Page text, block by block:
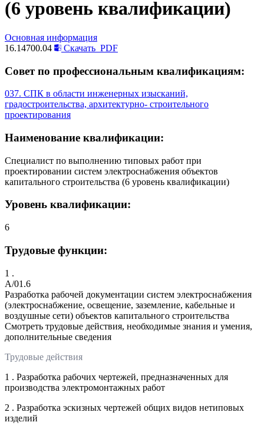
(6 уровень квалификации)
Основная информация
16.14700.04
Скачать PDF
Совет по профессиональным квалификациям:
037. СПК в области инженерных изысканий,
градостроительства, архитектурно- строительного
проектирования
Наименование квалификации:
Специалист по выполнению типовых работ при
проектировании систем электроснабжения объектов
капитального строительства (6 уровень квалификации)
Уровень квалификации:
6
Трудовые функции:
1 .
A/01.6
Разработка рабочей документации систем электроснабжения
(электроснабжение, освещение, заземление, кабельные и
воздушные сети) объектов капитального строительства
Смотреть трудовые действия, необходимые знания и умения,
дополнительные сведения
Трудовые действия
1 . Разработка рабочих чертежей, предназначенных для
производства электромонтажных работ
2 . Разработка эскизных чертежей общих видов нетиповых
изделий